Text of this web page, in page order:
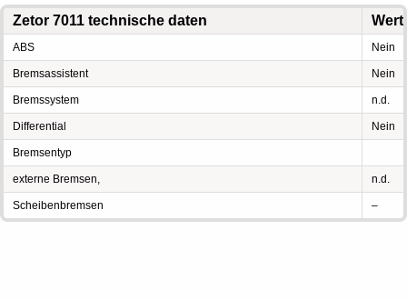
Zetor 7011 technische daten Wert
ABS Nein
Bremsassistent Nein
Bremssystem n.d.
Differential Nein
Bremsentyp
externe Bremsen, n.d.
Scheibenbremsen –